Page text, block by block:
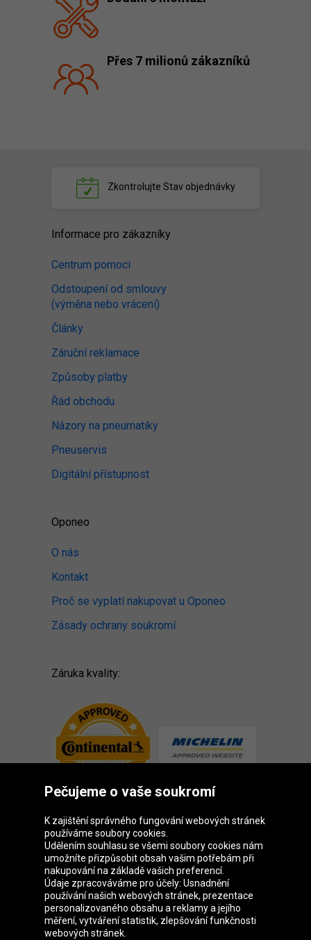
Přes 7 milionů zákazníků
Zkontrolujte Stav objednávky
Informace pro zákazníky
Centrum pomoci
Odstoupení od smlouvy
(výměna nebo vrácení)
Články
Záruční reklamace
Způsoby platby
Řád obchodu
Názory na pneumatiky
Pneuservis
Digitální přístupnost
Oponeo
O nás
Kontakt
Proč se vyplatí nakupovat u Oponeo
Zásady ochrany soukromí
Záruka kvality:
Skupina Oponeo
Belgique Deutschland Éire España
Pečujeme o vaše soukromí
K zajištění správného fungování webových stránek
používáme soubory cookies.
Udělením souhlasu se všemi soubory cookies nám
umožníte přizpůsobit obsah vašim potřebám při
nakupování na základě vašich preferencí.
Údaje zpracováváme pro účely: Usnadnění
používání našich webových stránek, prezentace
personalizovaného obsahu a reklamy a jejího
měření, vytváření statistik, zlepšování funkčnosti
webových stránek.